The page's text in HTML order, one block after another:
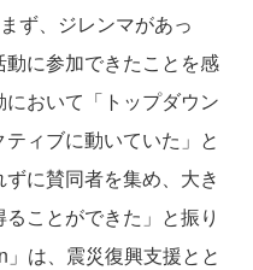
ず、ジレンマがあっ
に参加できたことを感
おいて「トップダウン
ィブに動いていた」と
に賛同者を集め、大き
ことができた」と振り
は、震災復興支援とと